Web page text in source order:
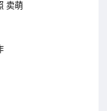
卖萌